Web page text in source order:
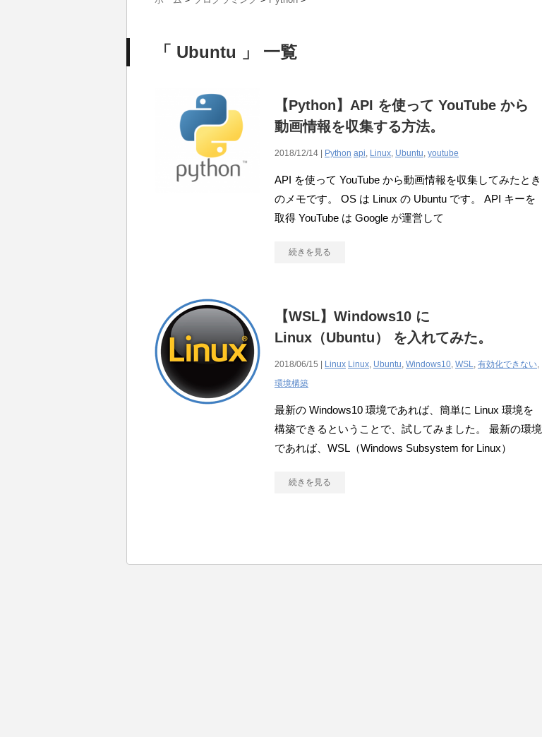
「 Ubuntu 」 一覧
【Python】API を使って YouTube から
動画情報を収集する方法。
2018/12/14 | Python api, Linux, Ubuntu, youtube
API を使って YouTube から動画情報を収集してみたとき
のメモです。 OS は Linux の Ubuntu です。 API キーを
取得 YouTube は Google が運営して
続きを見る
【WSL】Windows10 に
Linux（Ubuntu） を入れてみた。
2018/06/15 | Linux Linux, Ubuntu, Windows10, WSL, 有効化できない,
環境構築
最新の Windows10 環境であれば、簡単に Linux 環境を
構築できるということで、試してみました。 最新の環境
であれば、WSL（Windows Subsystem for Linux）
続きを見る